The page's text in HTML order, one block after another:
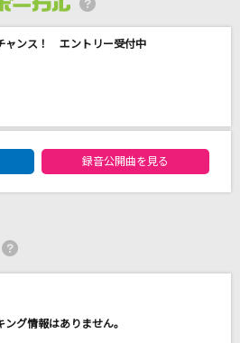
ャンス！ エントリー受付中
カルエントリーランキング
録音公開曲を見る